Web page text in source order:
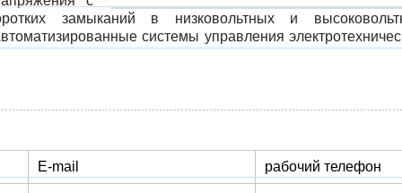
замыканий в низковольтных и
системы управления
E-mail рабочий телефон